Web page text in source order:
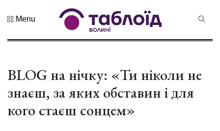
Не пропустіть
нацгварді...
04 Серпня 2026
251 переглядів
серпень для
Menu
BLOG на нічку: «Ти ніколи не
знаєш, за яких обставин і для
кого стаєш сонцем»